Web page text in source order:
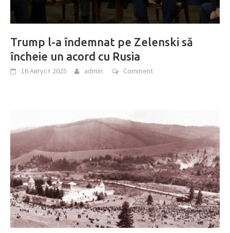
Trump l-a îndemnat pe Zelenski să
încheie un acord cu Rusia
16 Август 2025 admin Comment